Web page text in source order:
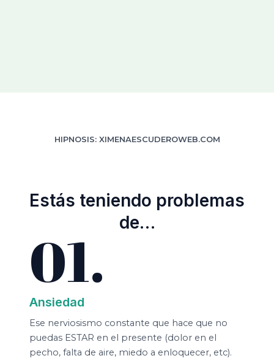
HIPNOSIS: XIMENAESCUDEROWEB.COM
Estás teniendo problemas
de…​
01.
Ansiedad​
Ese nerviosismo constante que hace que no
puedas ESTAR en el presente (dolor en el
pecho, falta de aire, miedo a enloquecer, etc).